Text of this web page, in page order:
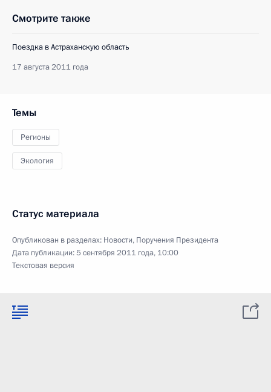
Смотрите также
Поездка в Астраханскую область
17 августа 2011 года
Темы
Регионы
Экология
Статус материала
Опубликован в разделах: Новости, Поручения Президента
Дата публикации:5 сентября 2011 года, 10:00
Текстовая версия